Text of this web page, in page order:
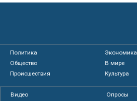
Политика
Экономика
Общество
В мире
Происшествия
Культура
Видео
Опросы